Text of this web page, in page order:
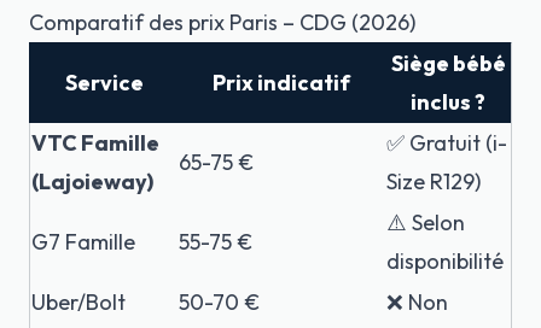
Comparatif des prix Paris – CDG (2026)
Service Prix indicatif
Siège bébé
inclus ?
VTC Famille
(Lajoieway)
65-75 €
✅ Gratuit (i-
Size R129)
G7 Famille 55-75 €
⚠️ Selon
disponibilité
Uber/Bolt
50-70 €
❌ Non